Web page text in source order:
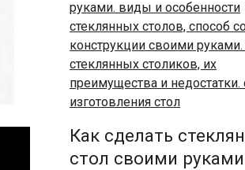
Как сделать
стол своими руками